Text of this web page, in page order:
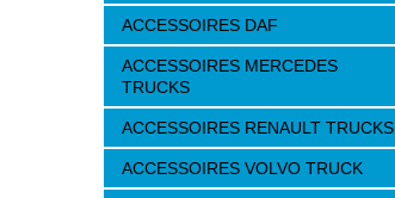
ACCESSOIRES DAF
ACCESSOIRES MERCEDES
TRUCKS
ACCESSOIRES RENAULT TRUCKS
ACCESSOIRES VOLVO TRUCK